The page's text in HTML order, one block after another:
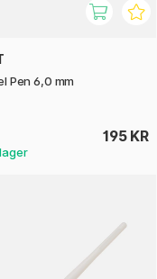
Pen 6,0 mm
195 KR